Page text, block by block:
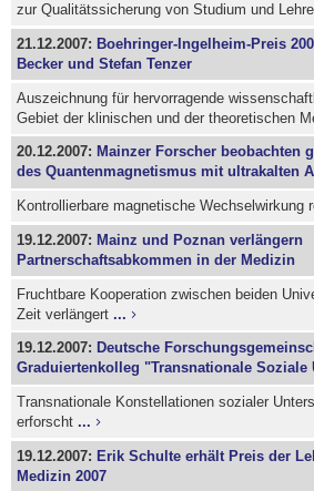
zur Qualitätssicherung von Studium und
21.12.2007: Boehringer-Ingelheim-Preis
Becker und Stefan Tenzer
Auszeichnung für hervorragende
Gebiet der klinischen und der theoretischen
20.12.2007: Mainzer Forscher beobachten
des Quantenmagnetismus mit ultrakalten
Kontrollierbare magnetische Wechselwirkung
19.12.2007: Mainz und Poznan verlängern
Partnerschaftsabkommen in der Medizin
Fruchtbare Kooperation zwischen beiden
Zeit verlängert...
19.12.2007: Deutsche
Graduiertenkolleg "Transnationale Soziale
Transnationale Konstellationen sozialer
erforscht...
19.12.2007: Erik Schulte erhält Preis der
Medizin 2007